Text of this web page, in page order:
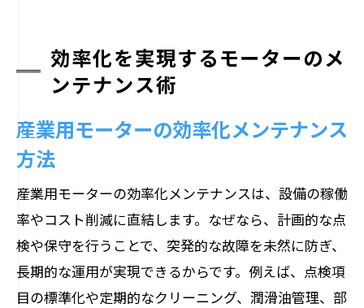
効率化を実現するモーターのメ
ンテナンス術
産業用モーターの効率化メンテナンス
方法
産業用モーターの効率化メンテナンスは、設備の稼働
率やコスト削減に直結します。なぜなら、計画的な点
検や保守を行うことで、突発的な故障を未然に防ぎ、
長期的な運用が実現できるからです。例えば、点検項
目の標準化や定期的なクリーニング、潤滑油管理、部